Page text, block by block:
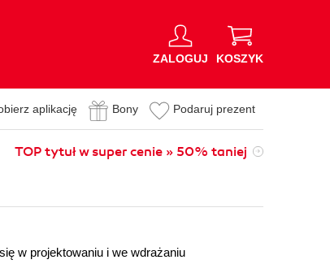
ZALOGUJ KOSZYK
aplikację Bony Podaruj prezent
TOP tytuł w super cenie » 50% taniej
w projektowaniu i we wdrażaniu